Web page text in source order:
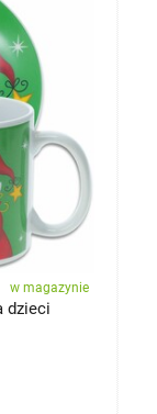
w magazynie
dzieci